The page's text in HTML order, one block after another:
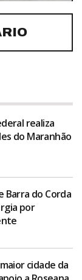
realiza
do Maranhão
Barra do Corda
por
cidade da